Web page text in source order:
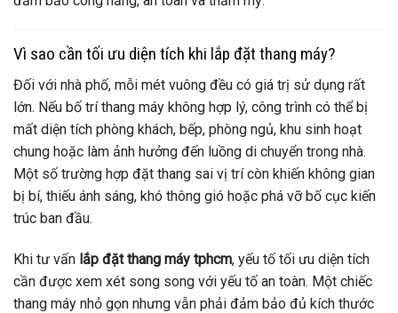
Vì sao cần tối ưu diện tích khi lắp đặt thang máy?
Đối với nhà phố, mỗi mét vuông đều có giá trị sử dụng rất
lớn. Nếu bố trí thang máy không hợp lý, công trình có thể bị
mất diện tích phòng khách, bếp, phòng ngủ, khu sinh hoạt
chung hoặc làm ảnh hưởng đến luồng di chuyển trong nhà.
Một số trường hợp đặt thang sai vị trí còn khiến không gian
bị bí, thiếu ánh sáng, khó thông gió hoặc phá vỡ bố cục kiến
trúc ban đầu.
Khi tư vấn lắp đặt thang máy tphcm, yếu tố tối ưu diện tích
cần được xem xét song song với yếu tố an toàn. Một chiếc
thang máy nhỏ gọn nhưng vẫn phải đảm bảo đủ kích thước